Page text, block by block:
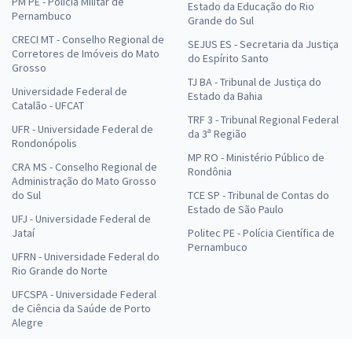
Pernambuco
CRECI MT - Conselho Regional de
Corretores de Imóveis do Mato
Grosso
Universidade Federal de
Catalão - UFCAT
UFR - Universidade Federal de
Rondonópolis
CRA MS - Conselho Regional de
Administração do Mato Grosso
do Sul
UFJ - Universidade Federal de
Jataí
UFRN - Universidade Federal do
Rio Grande do Norte
UFCSPA - Universidade Federal
de Ciência da Saúde de Porto
Alegre
Estado da Educação do Rio
Grande do Sul
SEJUS ES - Secretaria da Justiça
do Espírito Santo
TJ BA - Tribunal de Justiça do
Estado da Bahia
TRF 3 - Tribunal Regional Federal
da 3ª Região
MP RO - Ministério Público de
Rondônia
TCE SP - Tribunal de Contas do
Estado de São Paulo
Politec PE - Polícia Científica de
Pernambuco